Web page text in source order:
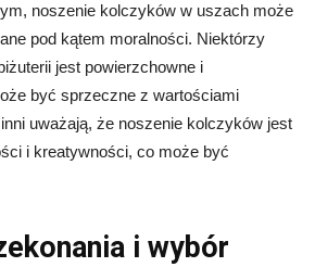
noszenie kolczyków w uszach może
pod kątem moralności. Niektórzy
jest powierzchowne i
być sprzeczne z wartościami
uważają, że noszenie kolczyków jest
i kreatywności, co może być
i wybór